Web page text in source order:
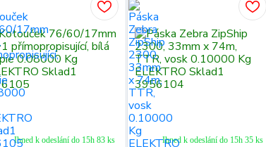
Ihned k odeslání do 15h 83 ks Ihned k odeslání do 15h 35 ks